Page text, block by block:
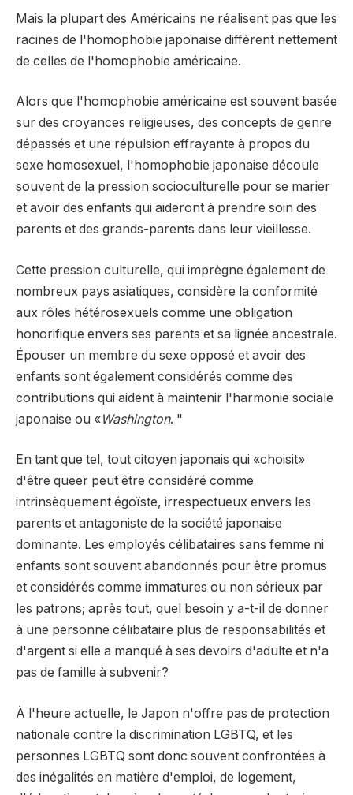
Mais la plupart des Américains ne réalisent pas que les
racines de l'homophobie japonaise diffèrent nettement
de celles de l'homophobie américaine.
Alors que l'homophobie américaine est souvent basée
sur des croyances religieuses, des concepts de genre
dépassés et une répulsion effrayante à propos du
sexe homosexuel, l'homophobie japonaise découle
souvent de la pression socioculturelle pour se marier
et avoir des enfants qui aideront à prendre soin des
parents et des grands-parents dans leur vieillesse.
Cette pression culturelle, qui imprègne également de
nombreux pays asiatiques, considère la conformité
aux rôles hétérosexuels comme une obligation
honorifique envers ses parents et sa lignée ancestrale.
Épouser un membre du sexe opposé et avoir des
enfants sont également considérés comme des
contributions qui aident à maintenir l'harmonie sociale
japonaise ou «Washington. "
En tant que tel, tout citoyen japonais qui «choisit»
d'être queer peut être considéré comme
intrinsèquement égoïste, irrespectueux envers les
parents et antagoniste de la société japonaise
dominante. Les employés célibataires sans femme ni
enfants sont souvent abandonnés pour être promus
et considérés comme immatures ou non sérieux par
les patrons; après tout, quel besoin y a-t-il de donner
à une personne célibataire plus de responsabilités et
d'argent si elle a manqué à ses devoirs d'adulte et n'a
pas de famille à subvenir?
À l'heure actuelle, le Japon n'offre pas de protection
nationale contre la discrimination LGBTQ, et les
personnes LGBTQ sont donc souvent confrontées à
des inégalités en matière d'emploi, de logement,